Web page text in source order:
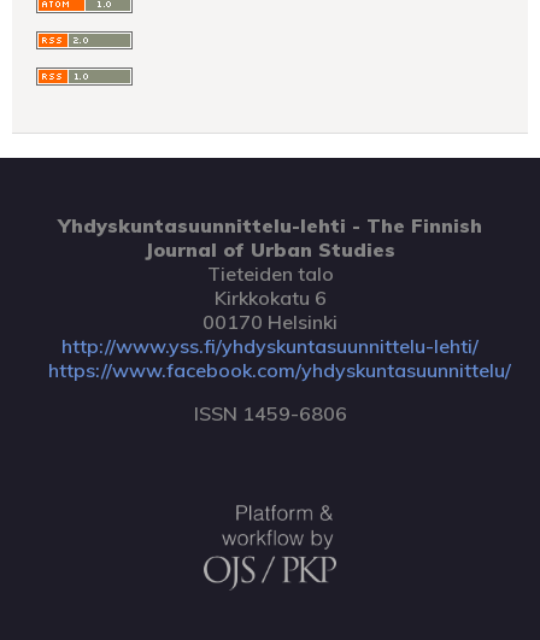
Yhdyskuntasuunnittelu-lehti - The Finnish
Journal of Urban Studies
Tieteiden talo
Kirkkokatu 6
00170 Helsinki
http://www.yss.fi/yhdyskuntasuunnittelu-lehti/
https://www.facebook.com/yhdyskuntasuunnittelu/
ISSN 1459-6806